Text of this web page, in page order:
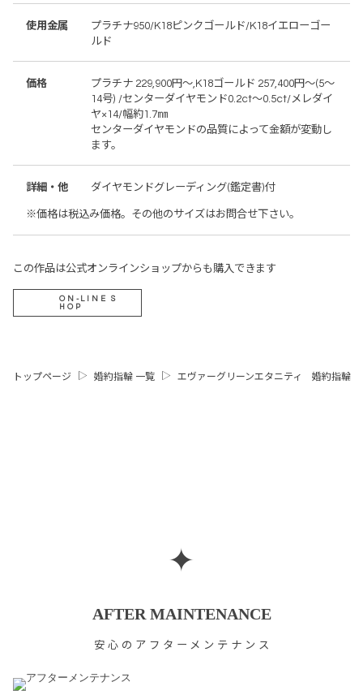
使用金属
プラチナ950/K18ピンクゴールド/K18イエローゴー
ルド
価格
プラチナ 229,900円～,K18ゴールド 257,400円～(5～
14号) /センターダイヤモンド0.2ct～0.5ct/メレダイ
ヤ×14/幅約1.7㎜
センターダイヤモンドの品質によって金額が変動し
ます。
詳細・他 ダイヤモンドグレーディング(鑑定書)付
※価格は税込み価格。その他のサイズはお問合せ下さい。
この作品は公式オンラインショップからも購入できます
ON-LINE S
HOP
トップページ 婚約指輪 一覧 エヴァーグリーンエタニティ 婚約指輪
✦
AFTER MAINTENANCE
安心のアフターメンテナンス